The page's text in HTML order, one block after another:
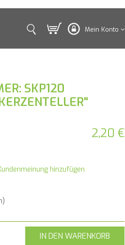
Mein Konto
SKP120
2,20 €
hinzufügen
IN DEN WARENKORB